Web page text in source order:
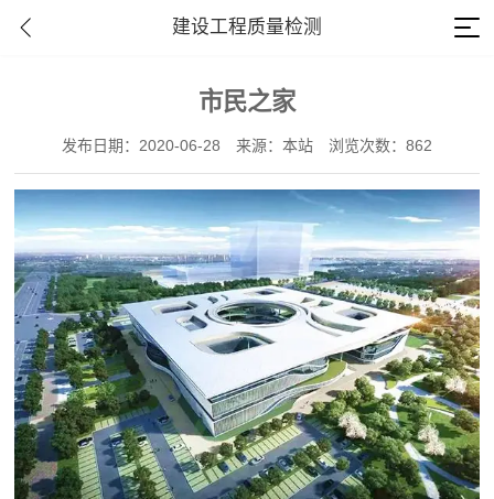
建设工程质量检测
市民之家
发布日期：2020-06-28 来源：本站 浏览次数：862